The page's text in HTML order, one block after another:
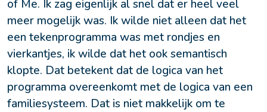
of Me. Ik zag eigenlijk al snel dat er heel veel
meer mogelijk was. Ik wilde niet alleen dat het
een tekenprogramma was met rondjes en
vierkantjes, ik wilde dat het ook semantisch
klopte. Dat betekent dat de logica van het
programma overeenkomt met de logica van een
familiesysteem. Dat is niet makkelijk om te